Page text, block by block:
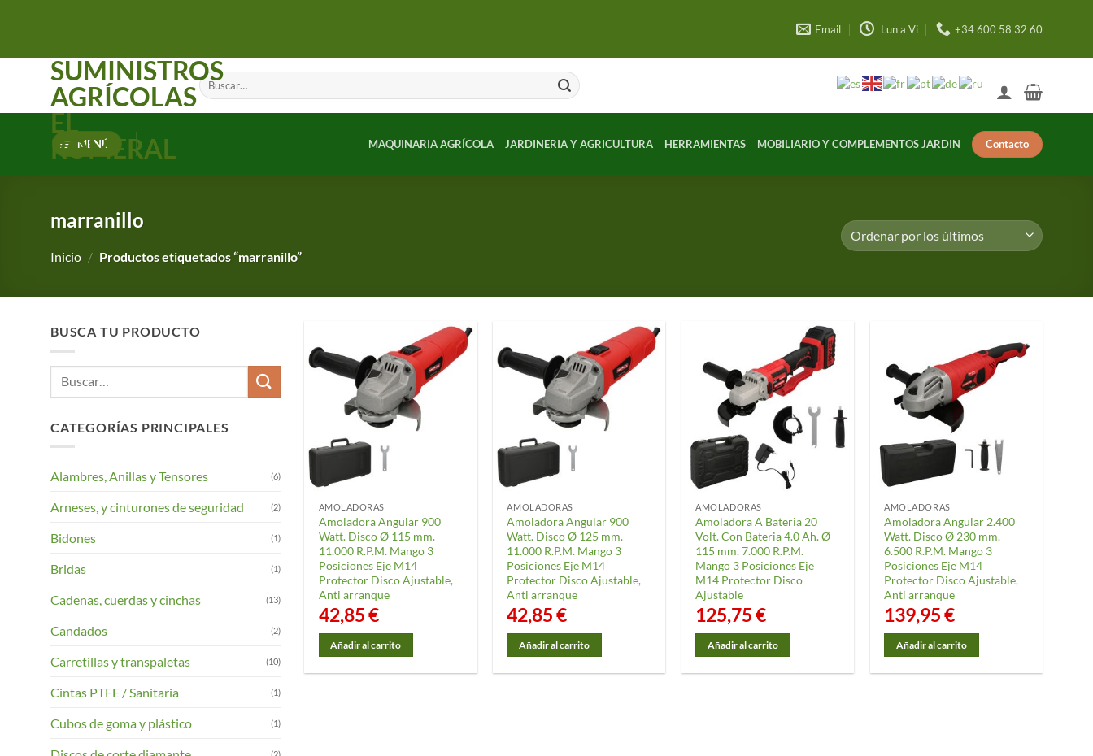
Email Lun a Vi +34 600 58 32 60
SUMINISTROS
AGRÍCOLAS
EL
ROMERAL
Buscar
por:
MENÚ MAQUINARIA AGRÍCOLA JARDINERIA Y AGRICULTURA HERRAMIENTAS MOBILIARIO Y COMPLEMENTOS JARDIN Contacto
marranillo
Inicio / Productos etiquetados “marranillo”
BUSCA TU PRODUCTO
Buscar
CATEGORÍAS PRINCIPALES
Alambres, Anillas y Tensores (6)
Arneses, y cinturones de seguridad (2)
Bidones (1)
Bridas (1)
Cadenas, cuerdas y cinchas (13)
Candados (2)
Carretillas y transpaletas (10)
Cintas PTFE / Sanitaria (1)
Cubos de goma y plástico (1)
AMOLADORAS
Amoladora Angular 900
Watt. Disco Ø 115 mm.
11.000 R.P.M. Mango 3
Posiciones Eje M14
Protector Disco Ajustable,
Anti arranque
42,85€
Añadir al carrito
AMOLADORAS
Amoladora Angular 900
Watt. Disco Ø 125 mm.
11.000 R.P.M. Mango 3
Posiciones Eje M14
Protector Disco Ajustable,
Anti arranque
42,85€
Añadir al carrito
AMOLADORAS
Amoladora A Bateria 20
Volt. Con Bateria 4.0 Ah. Ø
115 mm. 7.000 R.P.M.
Mango 3 Posiciones Eje
M14 Protector Disco
Ajustable
125,75€
Añadir al carrito
AMOLADORAS
Amoladora Angular 2.400
Watt. Disco Ø 230 mm.
6.500 R.P.M. Mango 3
Posiciones Eje M14
Protector Disco Ajustable,
Anti arranque
139,95€
Añadir al carrito